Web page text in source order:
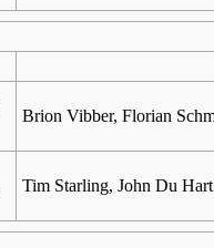
Brion Vibber, Florian
Tim Starling, John Du